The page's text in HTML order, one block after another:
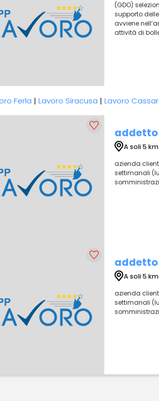
(GDO)
supporto
avviene
attività di
Ferla | Lavoro Siracusa | Lavoro
addetto
A soli 5
azienda
settimanali
addetto
A soli 5
azienda
settimanali